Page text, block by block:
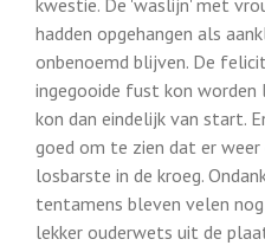
kwestie. De 'waslijn' met
hadden opgehangen als
onbenoemd blijven. De
ingegooide fust kon
kon dan eindelijk van start.
goed om te zien dat er
losbarste in de kroeg.
tentamens bleven velen
lekker ouderwets uit de